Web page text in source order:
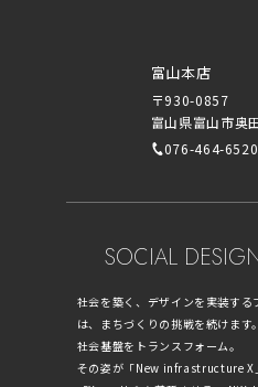
富山本店
〒930-0857
富山県富山市奥
076-464-6520
SOCIAL
社会を築く、デザインを実装する
は、まちづくりの挑戦を続けます
社会基盤をトランスフォーム。
その姿が「New infrastructure X